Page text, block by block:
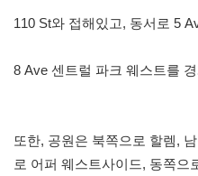
110 St와 접해있고, 동서로 5
8 Ave 센트럴 파크 웨스트를
또한, 공원은 북쪽으로 할렘,
로 어퍼 웨스트사이드, 동쪽으